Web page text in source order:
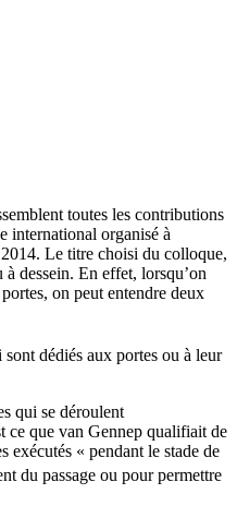
toutes les contributions
international organisé à
Le titre choisi du colloque,
à dessein. En effet, lorsqu’on
on peut entendre deux
dédiés aux portes ou à leur
qui se déroulent
ce que van Gennep qualifiait de
exécutés « pendant le stade de
du passage ou pour permettre